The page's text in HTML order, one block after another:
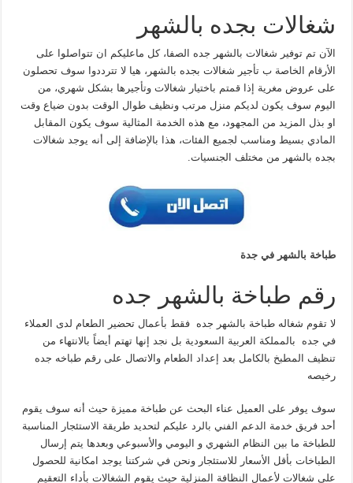
شغالات بجده بالشهر
الآن تم توفير شغالات بالشهر جده الصفا، كل ماعليكم ان تتواصلوا على
الأرقام الخاصة ب تأجير شغالات بجده بالشهر، هيا لا تترددوا سوف تحصلون
على عروض مغرية إذا قمتم باختيار شغالات وتأجيرها بشكل شهري، من
اليوم سوف يكون لديكم منزل مرتب ونظيف طوال الوقت بدون ضياع وقت
او بذل المزيد من المجهود، مع هذه الخدمة المثالية سوف يكون المقابل
المادي بسيط ومناسب لجميع الفئات، هذا بالإضافة إلى أنه يوجد شغالات
بجده بالشهر من مختلف الجنسيات.
طباخة بالشهر في جدة
رقم طباخة بالشهر جده
لا تقوم شغاله طباخة بالشهر جده فقط بأعمال تحضير الطعام لدى العملاء
في جده بالمملكة العربية السعودية بل نجد إنها تهتم أيضاً بالانتهاء من
تنظيف المطبخ بالكامل بعد إعداد الطعام والاتصال على رقم طباخه جده
رخيصه
سوف يوفر على العميل عناء البحث عن طباخة مميزة حيث أنه سوف يقوم
أحد فريق خدمة الدعم الفني بالرد عليكم لتحديد طريقة الاستئجار المناسبة
للطباخة ما بين النظام الشهري و اليومي والأسبوعي وبعدها يتم إرسال
الطباخات بأقل الأسعار للاستئجار ونحن في شركتنا يوجد امكانية للحصول
على شغالات لأعمال النظافة المنزلية حيث يقوم الشغالات بأداء التعقيم